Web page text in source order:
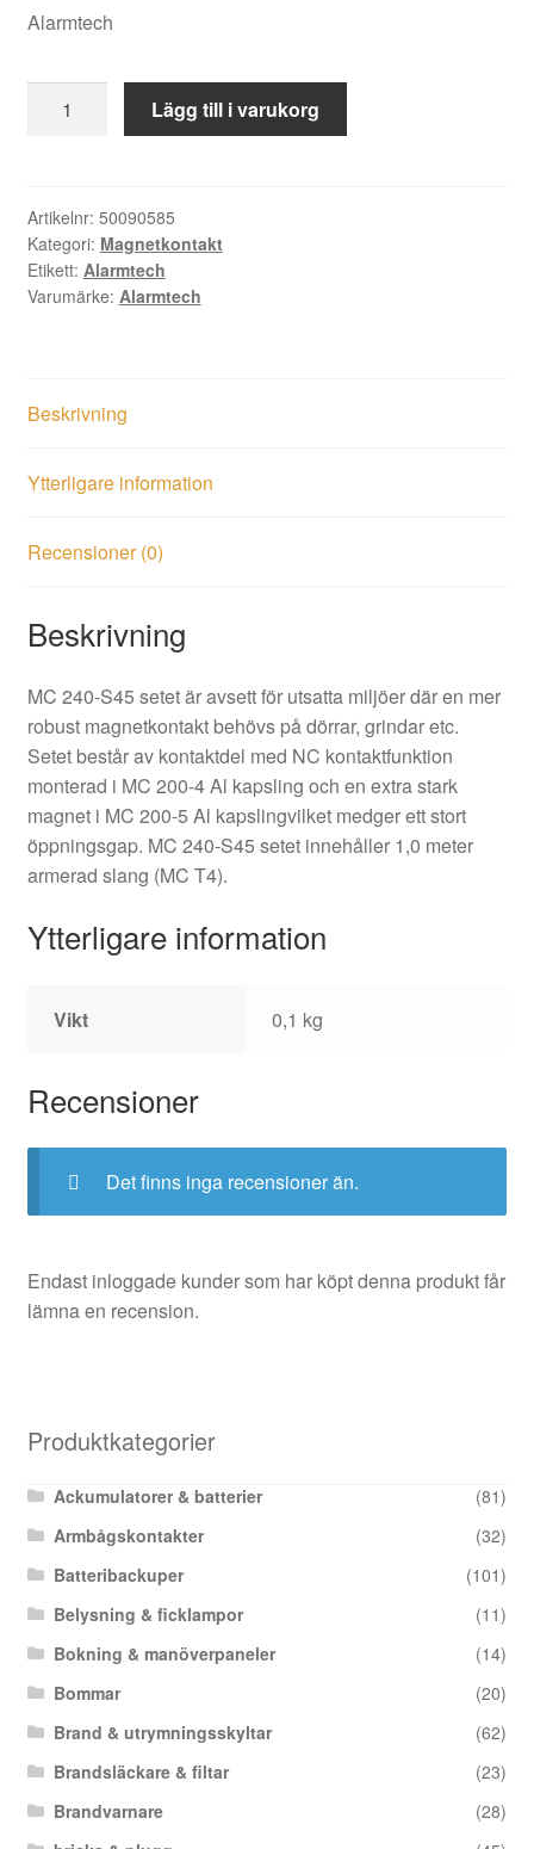
Alarmtech
Magnetkontaktset
MC240-
mängd
Lägg till i varukorg
Artikelnr: 50090585
Kategori: Magnetkontakt
Etikett: Alarmtech
Varumärke: Alarmtech
Beskrivning
Ytterligare information
Recensioner (0)
Beskrivning
MC 240-S45 setet är avsett för utsatta miljöer där en mer
robust magnetkontakt behövs på dörrar, grindar etc.
Setet består av kontaktdel med NC kontaktfunktion
monterad i MC 200-4 Al kapsling och en extra stark
magnet i MC 200-5 Al kapslingvilket medger ett stort
öppningsgap. MC 240-S45 setet innehåller 1,0 meter
armerad slang (MC T4).
Ytterligare information
Vikt 0,1 kg
Recensioner
Det finns inga recensioner än.
Endast inloggade kunder som har köpt denna produkt får
lämna en recension.
Produktkategorier
Ackumulatorer & batterier
(81)
Armbågskontakter
(32)
Batteribackuper
(101)
Belysning & ficklampor
(11)
Bokning & manöverpaneler
(14)
Bommar
(20)
Brand & utrymningsskyltar
(62)
Brandsläckare & filtar
(23)
Brandvarnare
(28)